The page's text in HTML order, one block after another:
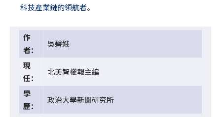
科技產業鏈的領航者。
作
者：
吳碧娥
現
任：
北美智權報主編
學
歷：
政治大學新聞研究所